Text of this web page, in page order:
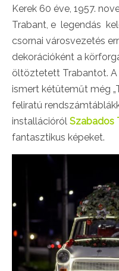
Kerek 60 éve, 1957.
Trabant, e legendás
csornai városvezetés
dekorációként a
öltöztetett Trabantot. A
ismert kétüteműt még
feliratú
installációról Szabados
fantasztikus képeket.